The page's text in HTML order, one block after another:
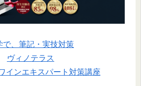
で、筆記・実技対策
ヴィノテラス
インエキスパート対策講座